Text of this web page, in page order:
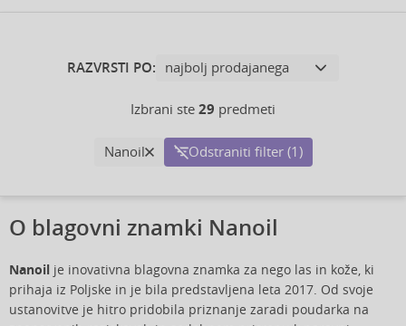
RAZVRSTI PO:
Izbrani ste 29 predmeti
Nanoil Odstraniti filter (1)
O blagovni znamki Nanoil
Nanoil je inovativna blagovna znamka za nego las in kože, ki
prihaja iz Poljske in je bila predstavljena leta 2017. Od svoje
ustanovitve je hitro pridobila priznanje zaradi poudarka na